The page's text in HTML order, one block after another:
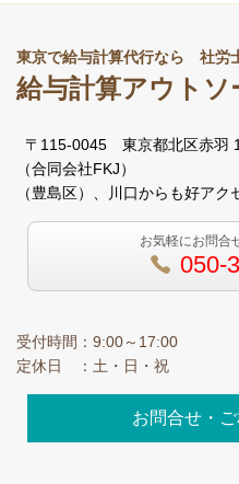
東京で給与計算代行なら 社労
給与計算アウトソ
〒 115-0045 東京都北区赤羽
（合同会社
（豊島区）、川口からも好アク
お気軽にお問合
050-
受付時間：9:00～17:00
定休日 ：土・日・祝
お問合せ・